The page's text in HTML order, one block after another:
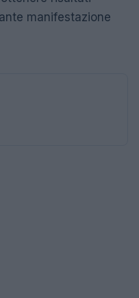
manifestazione